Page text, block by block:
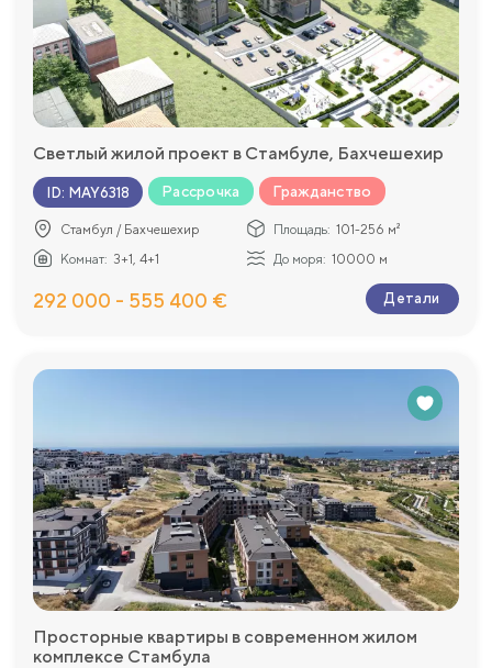
Светлый жилой проект в Стамбуле, Бахчешехир
ID: MAY6318 Рассрочка Гражданство
Стамбул / Бахчешехир Площадь: 101-256 м²
Комнат: 3+1, 4+1 До моря: 10000 м
292 000 - 555 400 € Детали
Просторные квартиры в современном жилом
комплексе Стамбула